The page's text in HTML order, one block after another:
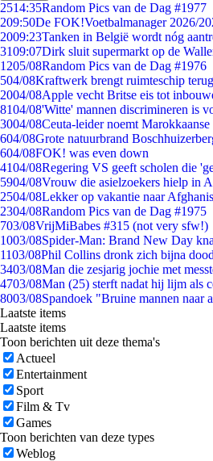
2514:35Random Pics van de Dag #1977
209:50De FOK!Voetbalmanager 2026/
2009:23Tanken in België wordt nóg
3109:07Dirk sluit supermarkt op de
1205/08Random Pics van de Dag #1976
504/08Kraftwerk brengt ruimteschip
2004/08Apple vecht Britse eis tot
8104/08'Witte' mannen discrimineren is
3004/08Ceuta-leider noemt
604/08Grote natuurbrand
604/08FOK! was even down
4104/08Regering VS geeft scholen die
5904/08Vrouw die asielzoekers hielp in
2504/08Lekker op vakantie naar
2304/08Random Pics van de Dag #1975
703/08VrijMiBabes #315 (not very sfw!)
1003/08Spider-Man: Brand New Day
1103/08Phil Collins dronk zich bijna
3403/08Man die zesjarig jochie met
4703/08Man (25) sterft nadat hij lijm als
8003/08Spandoek "Bruine mannen naar
Laatste items
Laatste items
Toon berichten uit deze thema's
Actueel
Entertainment
Sport
Film & Tv
Games
Toon berichten van deze types
Weblog